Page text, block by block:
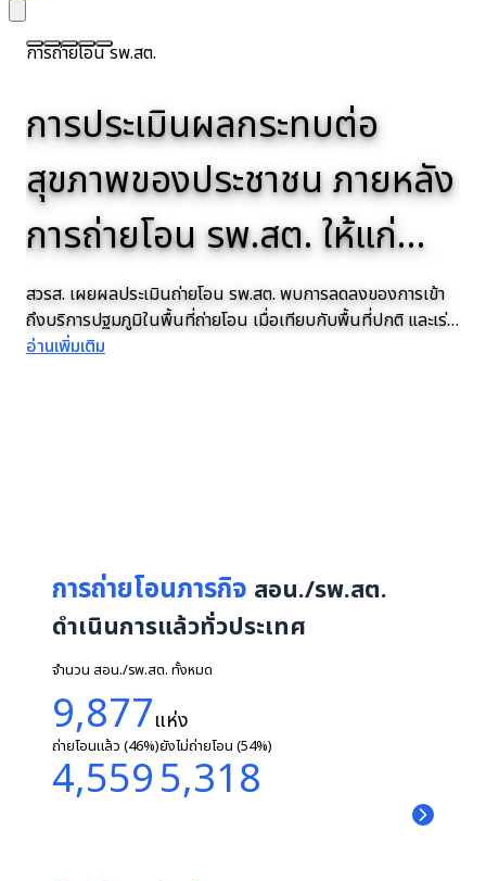
ประกวดนวัตกรรมบริการสุขภาพปฐมภูมิ
เชิญชวน อปท. ทั่วประเทศ ที่
ได้รับถ่ายโอน รพ.สต. ส่งผล
งานโครงการนวัตกรรม
ส่งผลงานโครงการนวัตกรรมบริการสุขภาพปฐมภูมิเข้าร่วม
ประกวด “รางวัลธรรมศาสตร์เพื่อปฐมภูมิท้องถิ่น” ประจำปี 2569
อ่านเพิ่มเติม
การถ่ายโอน รพ.สต.
โครงการขับเคลื่อนการนำผล
งานวิจัยไปใช้ประโยชน์: การ
ขยายผลแนวทางการจัด
บริการสุขภาพปฐมภูมิ ภายใต้
สังกัดองค์การบริหารส่วน
การขับเคลื่อนงานวิจัยเพื่อยกระดับการจัดบริการสุขภาพปฐมภูมิ
ของ อบจ. ปีงบประมาณ 2568 โดย สวรส. ร่วมกับ มธ. มุ่งสร้าง
นวัตกรรมและข้อเสนอเชิงนโยบายเพื่อความยั่งยืนของการถ่าย
อ่านเพิ่มเติม
การถ่ายโอน รพ.สต.
การประเมินผลกระทบต่อ
สุขภาพของประชาชน ภายหลัง
การถ่ายโอน รพ.สต. ให้แก่
อบจ. ในปีงบประมาณ พ.ศ.
2566
สวรส. เผยผลประเมินถ่ายโอน รพ.สต. พบการลดลงของการเข้า
ถึงบริการปฐมภูมิในพื้นที่ถ่ายโอน เมื่อเทียบกับพื้นที่ปกติ และเร่ง
เสนอ 7 แนวทางนโยบายเพื่อปรับปรุงเกณฑ์การถ่ายโอนและ
อ่านเพิ่มเติม
โรคไม่ติดต่อเรื้อรัง
สวรส.หนุนวิจัยเร่งประเมิน
ผลกระทบ 'ขยายเวลาขาย
เหล้า-เบียร์' หวังชงข้อเสนอ
กำหนดอนาคตนโยบาย
สวรส. สนับสนุนงานวิจัยประเมินผลกระทบ 'ขยายเวลาขายเครื่อง
ดื่มแอลกอฮอล์' ครอบคลุมมิติเศรษฐกิจ สังคม และสุขภาพ เพื่อ
สังเคราะห์หลักฐานเชิงประจักษ์เสนอเป็นมาตรการควบคุมที่เหมาะ
อ่านเพิ่มเติม
โรคไม่ติดต่อเรื้อรัง
วิกฤตคนไทยกินโซเดียมเกิน
เกณฑ์เกือบ 2 เท่า!! สวรส. ชง
ข้อเสนอจากงานวิจัยสู่การ
กำหนดนโยบายระดับชาติ คุม
เข้มอาหาร-กำหนดเกณฑ์
ฟื้นฟูผู้ป่วยปลูกถ่ายไต
สวรส. เผยผลสำรวจคนไทยกินโซเดียมเกินเกณฑ์เกือบ 2 เท่า ส่ง
ผลผู้ป่วย NCDs และความดันโลหิตสูงพุ่ง ชงนโยบายคุมเข้ม
มาตรฐานอาหาร พร้อมชูโมเดลอาหารจากพืชโซเดียมต่ำ
อ่านเพิ่มเติม
การถ่ายโอนภารกิจ สอน./รพ.สต.
ดำเนินการแล้วทั่วประเทศ
จำนวน สอน./รพ.สต. ทั้งหมด
9,877แห่ง
ถ่ายโอนแล้ว (46%)
4,559
ยังไม่ถ่ายโอน (54%)
5,318